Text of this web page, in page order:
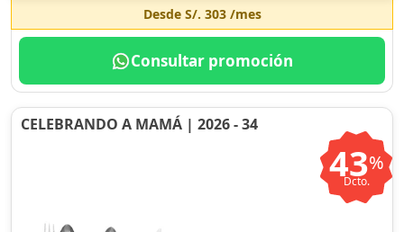
Desde S/. 303/mes
Consultar promoción
CELEBRANDO A MAMÁ | 2026 - 34
43%
Dcto.